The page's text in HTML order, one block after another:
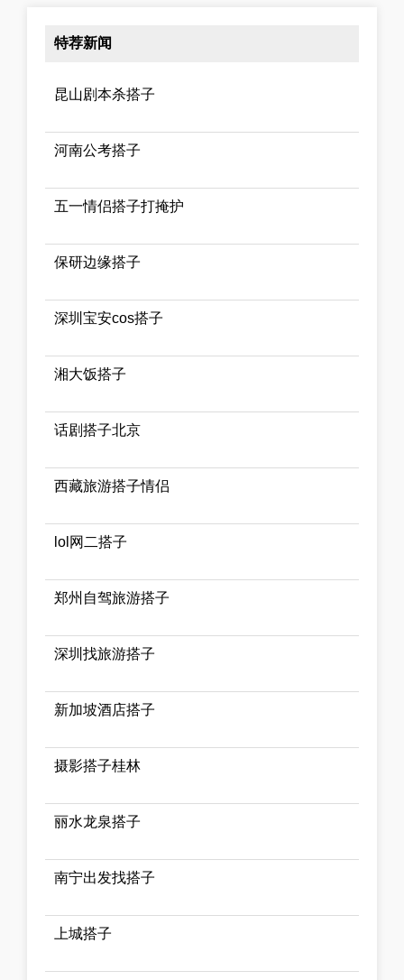
特荐新闻
昆山剧本杀搭子
河南公考搭子
五一情侣搭子打掩护
保研边缘搭子
深圳宝安cos搭子
湘大饭搭子
话剧搭子北京
西藏旅游搭子情侣
lol网二搭子
郑州自驾旅游搭子
深圳找旅游搭子
新加坡酒店搭子
摄影搭子桂林
丽水龙泉搭子
南宁出发找搭子
上城搭子